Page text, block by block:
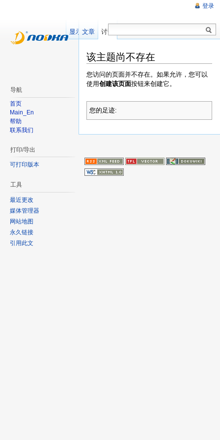
该主题尚不存在
您访问的页面并不存在。如果允许，您可以
使用创建该页面按钮来创建它。
您的足迹:
登录
文章 讨论
显示源文件
导航
首页
Main_En
帮助
联系我们
打印/导出
可打印版本
工具
最近更改
媒体管理器
网站地图
永久链接
引用此文